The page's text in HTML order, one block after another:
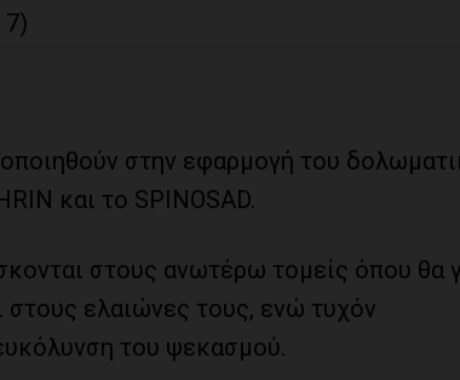
στην εφαρμογή του
και το SPINOSAD.
στους ανωτέρω τομείς όπου θα
στους ελαιώνες τους, ενώ τυχόν
του ψεκασμού.